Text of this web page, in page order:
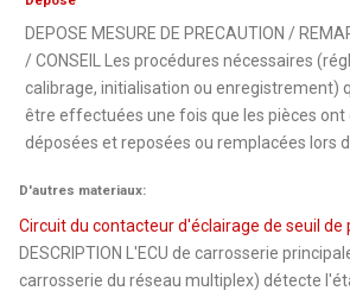
DEPOSE MESURE DE PRECAUTION /
/ CONSEIL Les procédures nécessaires
calibrage, initialisation ou enregistrement)
être effectuées une fois que les pièces ont
déposées et reposées ou remplacées lors
D'autres materiaux:
Circuit du contacteur d'éclairage de seuil de
DESCRIPTION L'ECU de carrosserie
carrosserie du réseau multiplex) détecte